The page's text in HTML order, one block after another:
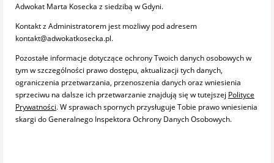
Adwokat Marta Kosecka z siedzibą w Gdyni.
Kontakt z Administratorem jest możliwy pod adresem
kontakt@adwokatkosecka.pl.
Pozostałe informacje dotyczące ochrony Twoich danych osobowych w
tym w szczególności prawo dostępu, aktualizacji tych danych,
ograniczenia przetwarzania, przenoszenia danych oraz wniesienia
sprzeciwu na dalsze ich przetwarzanie znajdują się w tutejszej Polityce
Prywatności. W sprawach spornych przysługuje Tobie prawo wniesienia
skargi do Generalnego Inspektora Ochrony Danych Osobowych.